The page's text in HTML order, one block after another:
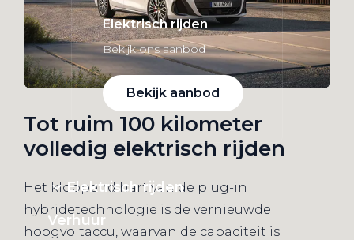
Elektrisch rijden
Bekijk ons aanbod
Bekijk aanbod
Elektrisch rijden
Verhuur
Tot ruim 100 kilometer
volledig elektrisch rijden
Het kloppend hart van de plug-in
hybridetechnologie is de vernieuwde
hoogvoltaccu, waarvan de capaciteit is